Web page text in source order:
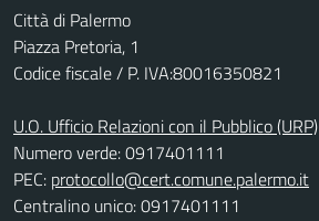
Città di Palermo
Piazza Pretoria, 1
Codice fiscale / P. IVA:80016350821
U.O. Ufficio Relazioni con il Pubblico (URP)
Numero verde: 0917401111
PEC: protocollo@cert.comune.palermo.it
Centralino unico: 0917401111